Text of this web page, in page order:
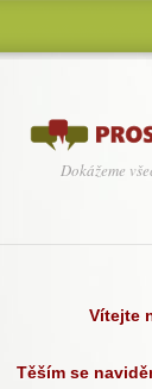
Dokážeme
Vítejte
Těším se